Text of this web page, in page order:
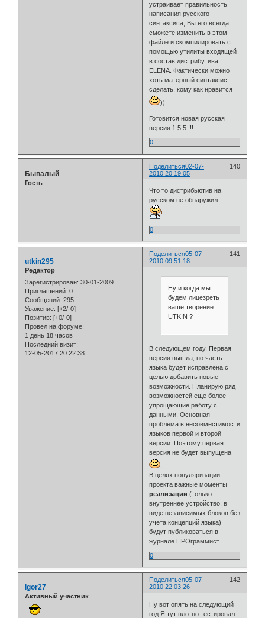
устраивает правильность
написания русского
синтаксиса, Вы его всегда
сможете изменить в этом
файле и скомпилировать с
помощью утилиты входящей
в состав дистрибутива
ELENA. Фактически можно
хоть матерный синтаксис
сделать, кому как нравится
))
Готовится новая русская
версия 1.5.5 !!!
0
Поделиться 140
02-07-
2010 20:19:05
Бывалый
Гость
Что то дистрибьютив на
русском не обнаружил.
0
Поделиться 141
05-07-
2010 09:51:18
utkin295
Редактор
Зарегистрирован: 30-01-2009
Приглашений: 0
Сообщений: 295
Уважение: [+2/-0]
Позитив: [+0/-0]
Провел на форуме:
1 день 18 часов
Последний визит:
12-05-2017 20:22:38
Ну и когда мы
будем лицезреть
ваше творение
UTKIN ?
В следующем году. Первая
версия вышла, но часть
языка будет исправлена с
целью добавить новые
возможности. Планирую ряд
возможностей еще более
упрощающие работу с
данными. Основная
проблема в несовместимости
языков первой и второй
версии. Поэтому первая
версия не будет выпущена
.
В целях популяризации
проекта важные моменты
реализации (только
внутреннее устройство, в
виде независимых блоков без
учета концепций языка)
будут публиковаться в
журнале ПРОграммист.
0
Поделиться 142
05-07-
2010 22:03:26
igor27
Активный участник
Ну вот опять на следующий
год.Я тут плотно тестировал